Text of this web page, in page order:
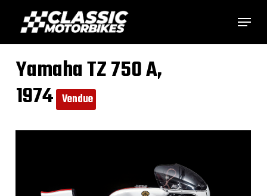
main
content
Menu
Yamaha TZ 750 A,
1974 Vendue